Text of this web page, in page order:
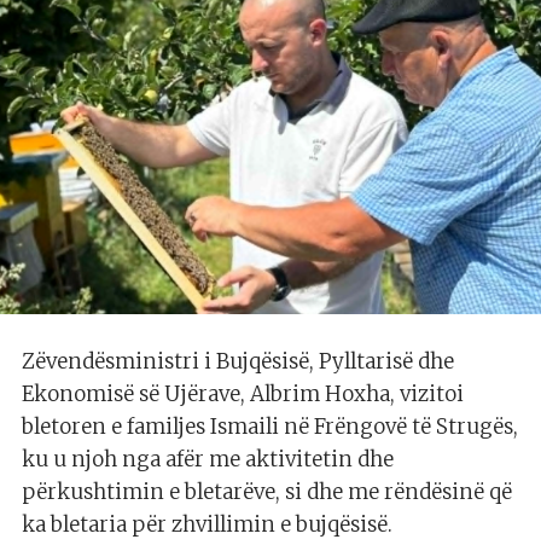
Zëvendësministri i Bujqësisë, Pylltarisë dhe
Ekonomisë së Ujërave, Albrim Hoxha, vizitoi
bletoren e familjes Ismaili në Frëngovë të Strugës,
ku u njoh nga afër me aktivitetin dhe
përkushtimin e bletarëve, si dhe me rëndësinë që
ka bletaria për zhvillimin e bujqësisë.